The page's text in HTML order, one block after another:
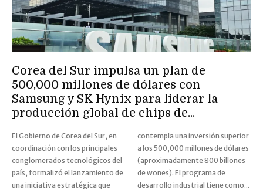
Corea del Sur impulsa un plan de
500,000 millones de dólares con
Samsung y SK Hynix para liderar la
producción global de chips de...
El Gobierno de Corea del Sur, en
coordinación con los principales
conglomerados tecnológicos del
país, formalizó el lanzamiento de
una iniciativa estratégica que
contempla una inversión superior
a los 500,000 millones de dólares
(aproximadamente 800 billones
de wones). El programa de
desarrollo industrial tiene como...